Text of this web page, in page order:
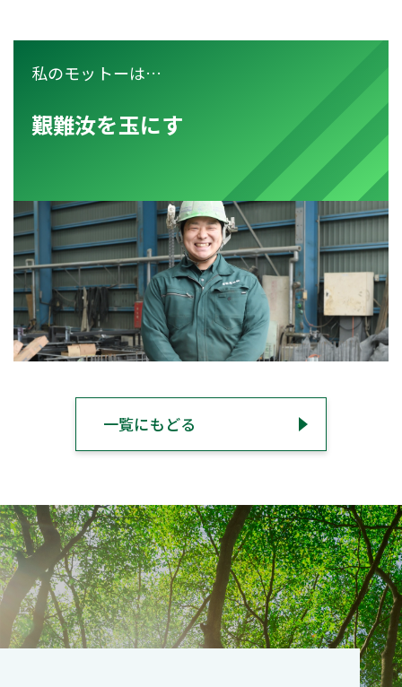
私のモットーは…
艱難汝を玉にす
一覧にもどる